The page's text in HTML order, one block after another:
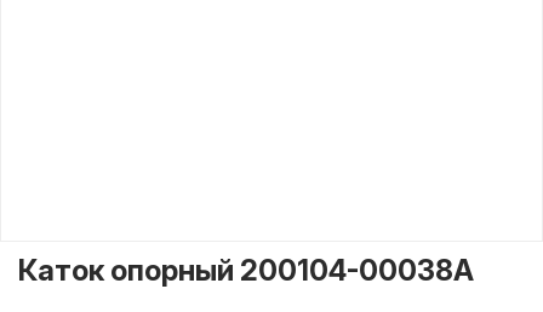
Каток опорный 200104-00038A